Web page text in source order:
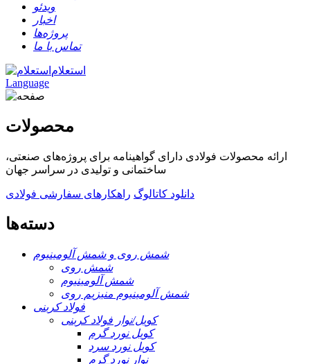
ویدئو
اخبار
پروژه‌ها
تماس با ما
استعلام
Language
محصولات
ارائه محصولات فولادی دارای گواهینامه برای پروژه‌های صنعتی،
ساختمانی و تولیدی در سراسر جهان
دانلود کاتالوگ راهکارهای سفارشی فولادی
دسته‌ها
شمش روی و شمش آلومینیوم
شمش روی
شمش آلومینیوم
شمش آلومینیوم منیزیم روی
فولاد کربنی
کویل/نوار فولاد کربنی
کویل نورد گرم
کویل نورد سرد
نوار نورد گرم